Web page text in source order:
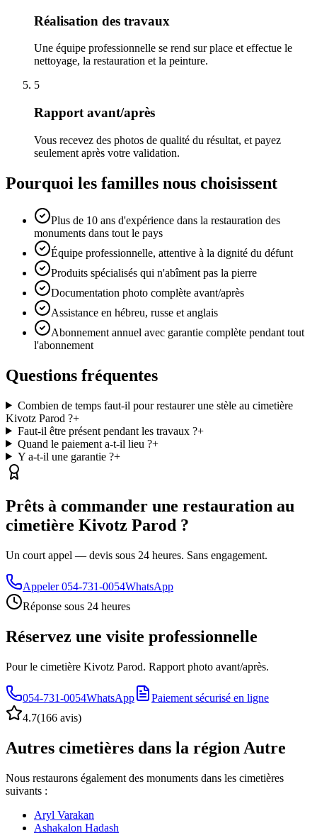
Réalisation des travaux
Une équipe professionnelle se rend sur place et effectue le
nettoyage, la restauration et la peinture.
5
Rapport avant/après
Vous recevez des photos de qualité du résultat, et payez
seulement après votre validation.
Pourquoi les familles nous choisissent
Plus de 10 ans d'expérience dans la restauration des
monuments dans tout le pays
Équipe professionnelle, attentive à la dignité du défunt
Produits spécialisés qui n'abîment pas la pierre
Documentation photo complète avant/après
Assistance en hébreu, russe et anglais
Abonnement annuel avec garantie complète pendant tout
l'abonnement
Questions fréquentes
Combien de temps faut-il pour restaurer une stèle au cimetière
Kivotz Parod ?+
Faut-il être présent pendant les travaux ?+
Quand le paiement a-t-il lieu ?+
Y a-t-il une garantie ?+
Prêts à commander une restauration au
cimetière Kivotz Parod ?
Un court appel — devis sous 24 heures. Sans engagement.
Appeler 054-731-0054WhatsApp
Réponse sous 24 heures
Réservez une visite professionnelle
Pour le cimetière Kivotz Parod. Rapport photo avant/après.
054-731-0054WhatsApp
Paiement sécurisé en ligne
4.7(166 avis)
Autres cimetières dans la région Autre
Nous restaurons également des monuments dans les cimetières
suivants :
Aryl Varakan
Ashakalon Hadash